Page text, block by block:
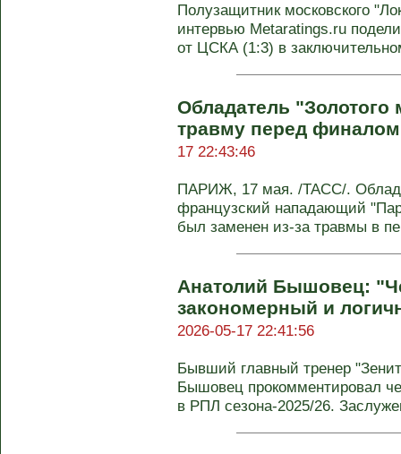
Полузащитник московского
интервью Metaratings.ru
от ЦСКА (1:3) в
Обладатель
травму перед
17 22:43:46
ПАРИЖ, 17 мая. /ТАСС/.
французский нападающий
был заменен из-за травмы в
Анатолий Бышовец:
закономерный и
2026-05-17 22:41:56
Бывший главный тренер
Бышовец прокомментировал
в РПЛ сезона-2025/26.